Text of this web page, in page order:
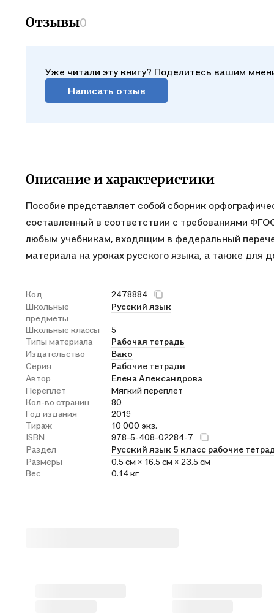
Отзывы0
Уже читали эту книгу? Поделитесь вашим
Написать отзыв
Описание и характеристики
Пособие представляет собой сборник
составленный в соответствии с требованиями
любым учебникам, входящим в федеральный
материала на уроках русского языка, а также для
Код
2478884
Школьные
предметы
Русский язык
Школьные классы
5
Типы материала
Рабочая тетрадь
Издательство
Вако
Серия
Рабочие тетради
Автор
Елена Александрова
Переплет
Мягкий переплёт
Кол-во страниц
80
Год издания
2019
Тираж
10 000 экз.
ISBN
978-5-408-02284-7
Раздел
Русский язык 5 класс рабочие
Размеры
0.5 см × 16.5 см × 23.5 см
Вес
0.14 кг